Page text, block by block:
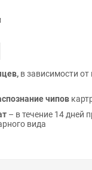
в зависимости от
чипов
– в течение 14 дней
вида